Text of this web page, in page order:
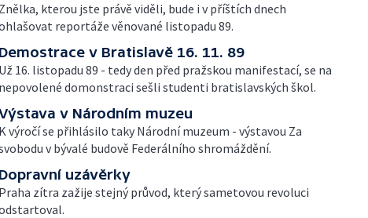
Znělka, kterou jste právě viděli, bude i v příštích dnech
reportáže věnované listopadu 89.
Demostrace v Bratislavě 16. 11. 89
Už 16. listopadu 89 - tedy den před pražskou manifestací, se na
nepovolené domonstraci sešli studenti bratislavských škol.
v Národním muzeu
K výročí se přihlásilo taky Národní muzeum - výstavou Za
v bývalé budově Federálního shromáždění.
Dopravní uzávěrky
Praha zítra zažije stejný průvod, který sametovou revoluci